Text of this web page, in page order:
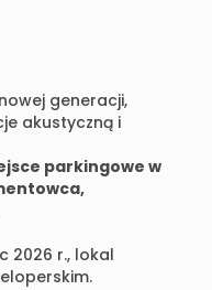
generacji,
akustyczną i
parkingowe w
2026 r., lokal